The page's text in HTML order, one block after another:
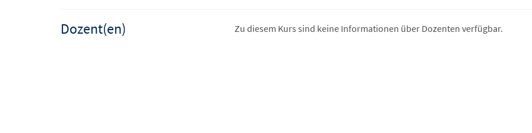
Dozent(en) Zu diesem Kurs sind keine Informationen über Dozenten verfügbar.